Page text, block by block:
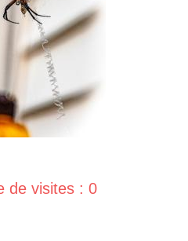
de visites : 0